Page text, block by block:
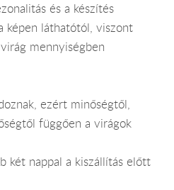
és a készítés
képen láthatótól, viszont
mennyiségben
ezért minőségtől,
függően a virágok
két nappal a kiszállítás előtt